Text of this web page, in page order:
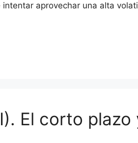
aprovechar una alta
El corto